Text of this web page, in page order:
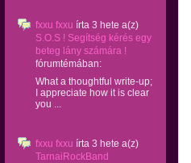
fxxu fxxu írta 3 hete a(z)
S.O.S ! Segítség kérés egy
beteg lány számára !
fórumtémában:
What a thoughtful write-up;
I appreciate how it is clear
you ...
fxxu fxxu írta 3 hete a(z)
TarnaiRockBand